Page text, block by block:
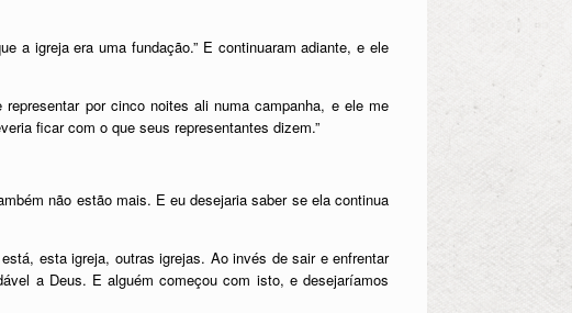
a igreja era uma fundação.” E continuaram adiante, e ele
por cinco noites ali numa campanha, e ele me
ficar com o que seus representantes dizem.”
não estão mais. E eu desejaria saber se ela continua
esta igreja, outras igrejas. Ao invés de sair e enfrentar
a Deus. E alguém começou com isto, e desejaríamos